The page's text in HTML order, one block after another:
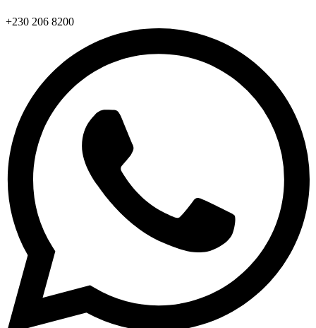
+230 206 8200